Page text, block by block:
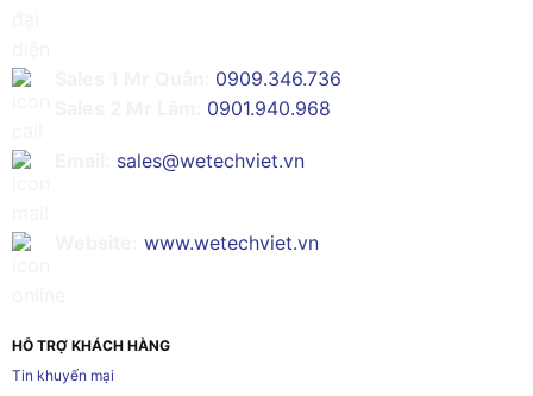
0909.346.736
0901.940.968
sales@wetechviet.vn
www.wetechviet.vn
HỖ TRỢ KHÁCH HÀNG
Tin khuyến mại